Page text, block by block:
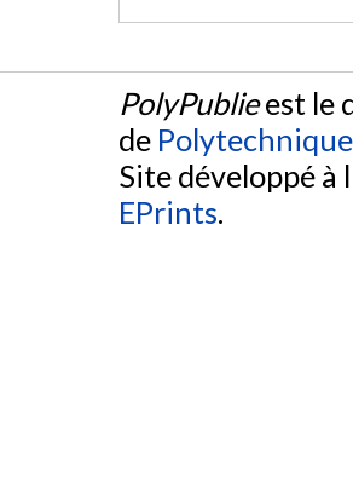
PolyPublieest le
de
Site développé à
EPrints.